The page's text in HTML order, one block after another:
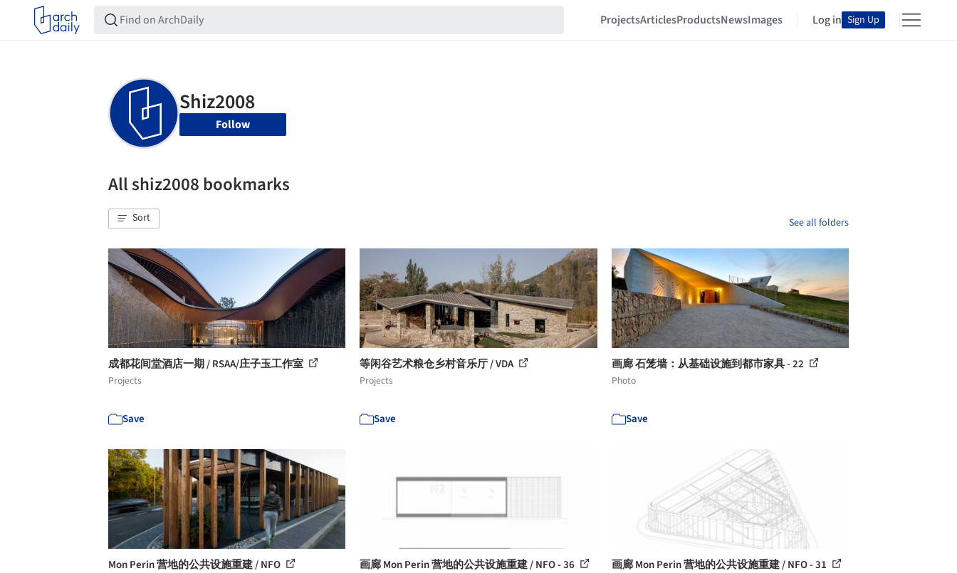
ProjectsArticlesProductsNewsImages Log in Sign Up
Follow
All shiz2008 bookmarks
Sort See all folders
成都花间堂酒店一期 / RSAA/庄子玉工作室
Projects
Save
等闲谷艺术粮仓乡村音乐厅 / VDA
Projects
Save
画廊 石笼墙：从基础设施到都市家具 - 22
Photo
Save
Mon Perin 营地的公共设施重建 / NFO 画廊 Mon Perin 营地的公共设施重建 / NFO - 36 画廊 Mon Perin 营地的公共设施重建 / NFO - 31